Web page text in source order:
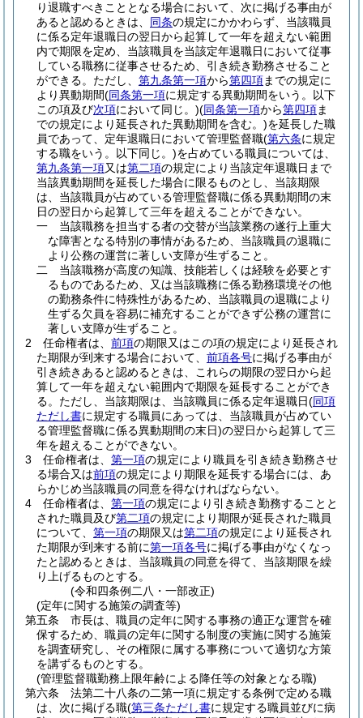
り退職すべきこととなる場合において、次に掲げる事由が
あると認めるときは、 同条の規定にかかわらず、当該職員
に係る定年退職日の翌日から起算して一年を超えない範囲
内で期限を定め、当該職員を当該定年退職日において従事
している職務に従事させるため、引き続き勤務させること
ができる。 ただし、 第九条第一項から第四項までの規定に
より異動期間(同条第一項に規定する異動期間をいう。以下
この項及び次項において同じ。)(同条第一項から第四項ま
での規定により延長された異動期間を含む。)を延長した職
員であって、定年退職日において管理監督職(第六条に規定
する職をいう。以下同じ。)を占めている職員については、
第九条第一項又は第二項の規定により当該定年退職日まで
当該異動期間を延長した場合に限るものとし、当該期限
は、当該職員が占めている管理監督職に係る異動期間の末
日の翌日から起算して三年を超えることができない。
一
当該職務を担当する者の交替が当該業務の遂行上重大
な障害となる特別の事情があるため、当該職員の退職に
より公務の運営に著しい支障が生ずること。
二
当該職務が高度の知識、技能若しくは経験を必要とす
るものであるため、又は当該職務に係る勤務環境その他
の勤務条件に特殊性があるため、当該職員の退職により
生ずる欠員を容易に補充することができず公務の運営に
著しい支障が生ずること。
2
任命権者は、 前項の期限又はこの項の規定により延長され
た期限が到来する場合において、 前項各号に掲げる事由が
引き続きあると認めるときは、これらの期限の翌日から起
算して一年を超えない範囲内で期限を延長することができ
る。 ただし、当該期限は、当該職員に係る定年退職日(同項
ただし書に規定する職員にあっては、当該職員が占めてい
る管理監督職に係る異動期間の末日)の翌日から起算して三
年を超えることができない。
3
任命権者は、 第一項の規定により職員を引き続き勤務させ
る場合又は前項の規定により期限を延長する場合には、あ
らかじめ当該職員の同意を得なければならない。
4
任命権者は、 第一項の規定により引き続き勤務することと
された職員及び第二項の規定により期限が延長された職員
について、 第一項の期限又は第二項の規定により延長され
た期限が到来する前に第一項各号に掲げる事由がなくなっ
たと認めるときは、当該職員の同意を得て、当該期限を繰
り上げるものとする。
(令和四条例二八・一部改正)
(定年に関する施策の調査等)
第五条
市長は、職員の定年に関する事務の適正な運営を確
保するため、職員の定年に関する制度の実施に関する施策
を調査研究し、その権限に属する事務について適切な方策
を講ずるものとする。
(管理監督職勤務上限年齢による降任等の対象となる職)
第六条
法第二十八条の二第一項に規定する条例で定める職
は、次に掲げる職(第三条ただし書に規定する職員並びに病